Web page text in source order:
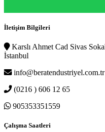
İletişim Bilgileri
Karslı Ahmet Cad Sivas
İstanbul
info@beratendustriyel.com.tr
(0216 ) 606 12 65
905353351559
Çalışma Saatleri